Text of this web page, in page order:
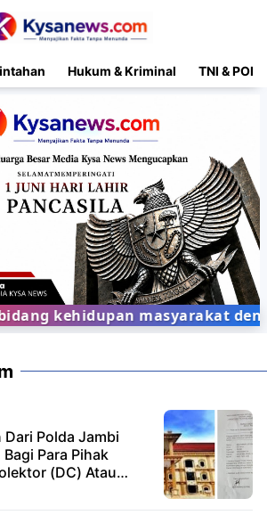
Hukum & Kriminal TNI &
masyarakat
Polda Jambi
Para Pihak
(DC) Atau